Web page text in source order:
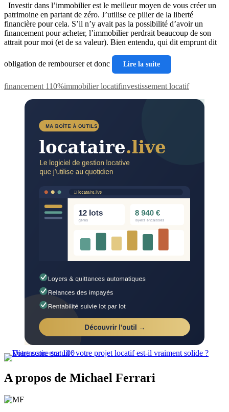
Investir dans l’immobilier est le meilleur moyen de vous créer un
patrimoine en partant de zéro. J’utilise ce pilier de la liberté
financière pour cela. S’il n’y avait pas la possibilité d’avoir un
financement pour acheter, l’immobilier perdrait beaucoup de son
attrait pour moi (et de sa valeur). Bien entendu, qui dit emprunt dit
obligation de rembourser et donc Lire la suite
financement 110%immobilier locatifinvestissement locatif
A propos de Michael Ferrari